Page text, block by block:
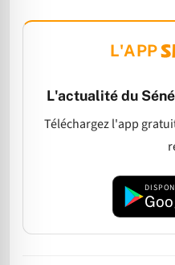
L'APP
L'actualité du
Téléchargez l'app